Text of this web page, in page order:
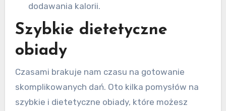
dodawania kalorii.
Szybkie dietetyczne
obiady
Czasami brakuje nam czasu na gotowanie
skomplikowanych dań. Oto kilka pomysłów na
szybkie i dietetyczne obiady, które możesz